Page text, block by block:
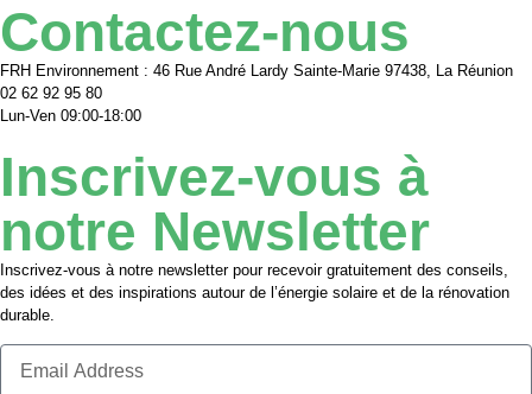
Contactez-nous
FRH Environnement : 46 Rue André Lardy Sainte-Marie 97438, La Réunion
02 62 92 95 80
Lun-Ven 09:00-18:00
Inscrivez-vous à
notre Newsletter
Inscrivez-vous à notre newsletter pour recevoir gratuitement des conseils,
des idées et des inspirations autour de l’énergie solaire et de la rénovation
durable.